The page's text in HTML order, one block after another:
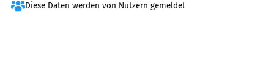
Diese Daten werden von Nutzern gemeldet